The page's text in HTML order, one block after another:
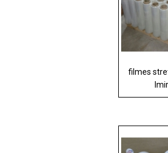
filmes